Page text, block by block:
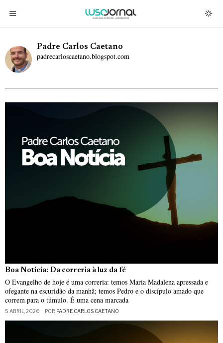
Padre Carlos Caetano
padrecarloscaetano.blogspot.com
Boa Notícia: Da correria à luz da fé
O Evangelho de hoje é uma correria: temos Maria Madalena apressada e
ofegante na escuridão da manhã; temos Pedro e o discípulo amado que
correm para o túmulo. É uma cena marcada
5 ABRIL, 2026 POR PADRE CARLOS CAETANO